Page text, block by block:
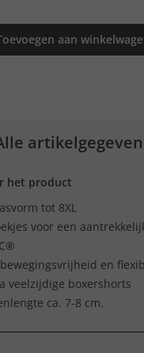
aan
het product
tot 8XL
voor een
en
veelzijdige boxershorts
ca. 7-8 cm.